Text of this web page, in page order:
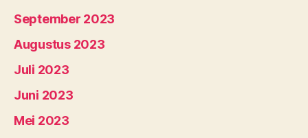
September 2023
Augustus 2023
Juli 2023
Juni 2023
Mei 2023